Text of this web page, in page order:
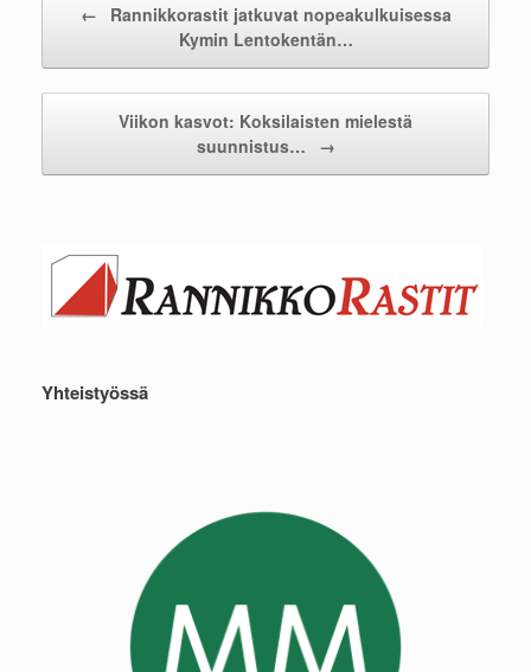
←
Rannikkorastit jatkuvat nopeakulkuisessa
Kymin Lentokentän…
Viikon kasvot: Koksilaisten mielestä
suunnistus…
→
Yhteistyössä